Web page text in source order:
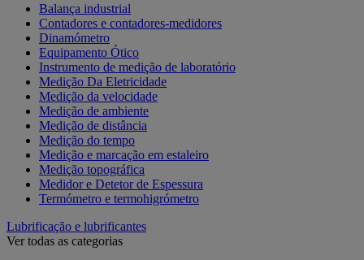
Balança industrial
Contadores e contadores-medidores
Dinamómetro
Equipamento Ótico
Instrumento de medição de laboratório
Medição Da Eletricidade
Medição da velocidade
Medição de ambiente
Medição de distância
Medição do tempo
Medição e marcação em estaleiro
Medição topográfica
Medidor e Detetor de Espessura
Termómetro e termohigrómetro
Lubrificação e lubrificantes
Ver todas as categorias